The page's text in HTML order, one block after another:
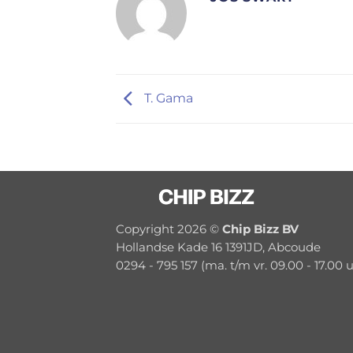
T. Gama
Copyright 2026 © Chip Bizz BV
Hollandse Kade 16 1391JD, Abcoude
0294 - 795 157 (ma. t/m vr. 09.00 - 17.00